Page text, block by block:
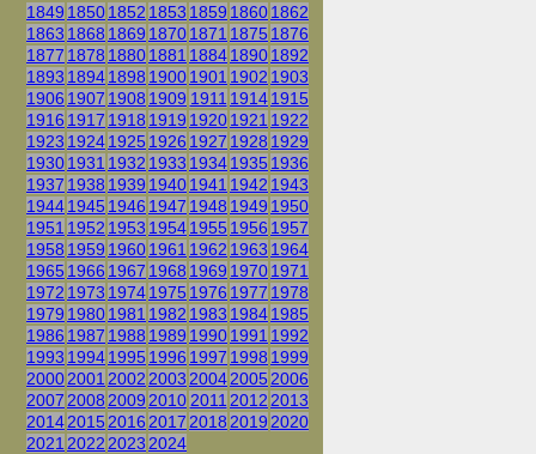
1849 18501852 1853 1859 18601862
1863 1868 1869 18701871 1875 1876
1877 1878 18801881 188418901892
1893 18941898 19001901 1902 1903
1906 1907 1908 1909 1911 19141915
1916 1917 1918 1919 19201921 1922
1923 19241925 1926 1927 1928 1929
19301931 1932 1933 19341935 1936
1937 1938 1939 19401941 1942 1943
19441945 1946 1947 1948 1949 1950
1951 1952 1953 19541955 1956 1957
1958 1959 19601961 1962 1963 1964
1965 1966 1967 1968 1969 19701971
1972 1973 19741975 1976 1977 1978
1979 19801981 1982 1983 19841985
1986 1987 1988 1989 19901991 1992
1993 19941995 1996 1997 1998 1999
20002001 2002 2003 20042005 2006
2007 2008 2009 2010 2011 2012 2013
20142015 2016 2017 2018 2019 2020
2021 2022 2023 2024